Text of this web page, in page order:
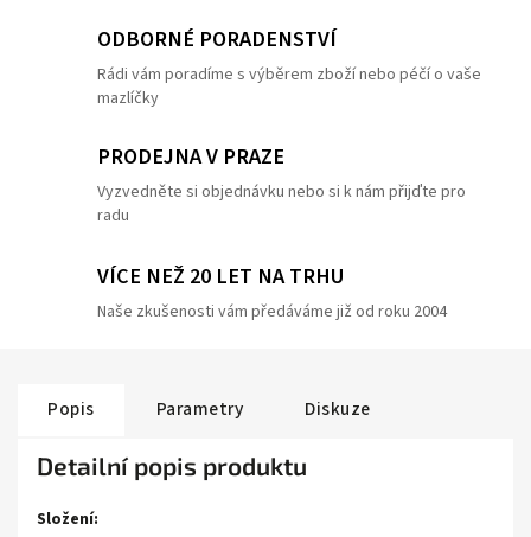
ODBORNÉ PORADENSTVÍ
Rádi vám poradíme s výběrem zboží nebo péčí o vaše
mazlíčky
PRODEJNA V PRAZE
Vyzvedněte si objednávku nebo si k nám přijďte pro
radu
VÍCE NEŽ 20 LET NA TRHU
Naše zkušenosti vám předáváme již od roku 2004
Popis Parametry Diskuze
Detailní popis produktu
Složení: